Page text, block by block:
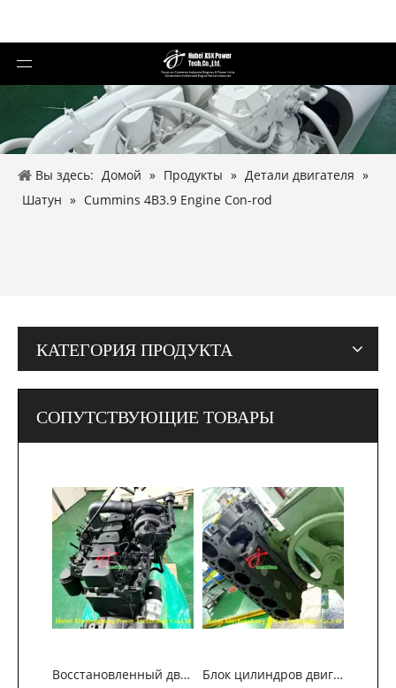
Вы здесь: Домой » Продукты » Детали двигателя »
Шатун » Cummins 4B3.9 Engine Con-rod
КАТЕГОРИЯ ПРОДУКТА
СОПУТСТВУЮЩИЕ ТОВАРЫ
Восстановленный двигатель Cummins 6BT5.9 для строительных машин Блок цилиндров двигателя Cummins 6B5.9